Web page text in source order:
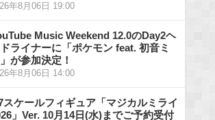
年8月06日 19:00
Music Weekend 12.0のDay2ヘ
ライナーに「ポケモン feat. 初音ミ
が参加決定！
年8月06日 14:00
スケールフィギュア「マジカルミライ
」Ver. 10月14日(水)までご予約受付